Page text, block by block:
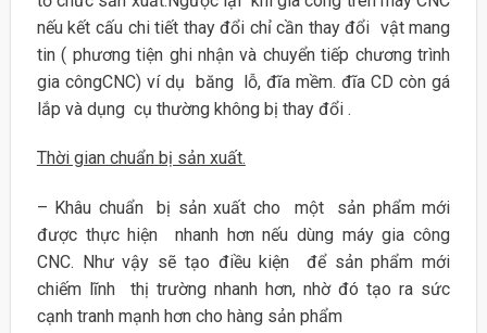
nếu kết cấu chi tiết thay đổi chỉ cần thay đổi vật mang
tin ( phương tiện ghi nhận và chuyển tiếp chương trình
gia côngCNC) ví dụ băng lỗ, đĩa mềm. đĩa CD còn gá
lắp và dụng cụ thường không bị thay đổi .
Thời gian chuẩn bị sản xuất.
– Khâu chuẩn bị sản xuất cho một sản phẩm mới
được thực hiện nhanh hơn nếu dùng máy gia công
CNC. Như vậy sẽ tạo điều kiện để sản phẩm mới
chiếm lĩnh thị trường nhanh hơn, nhờ đó tạo ra sức
cạnh tranh mạnh hơn cho hàng sản phẩm